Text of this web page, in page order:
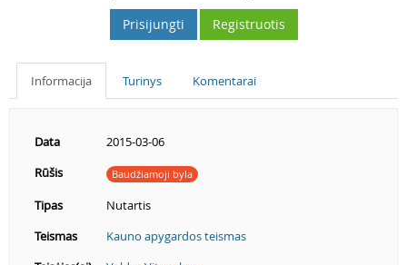
Prisijungti Registruotis
Informacija Turinys Komentarai
Data
2015-03-06
Rūšis
Baudžiamoji byla
Tipas
Nutartis
Teismas
Kauno apygardos teismas